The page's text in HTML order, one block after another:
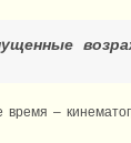
–